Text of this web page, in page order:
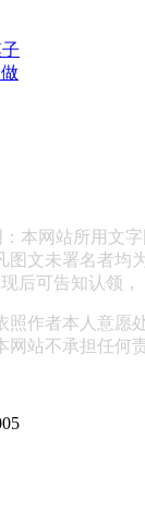
本网站所用文
图文未署名者均
现后可告知认领，
照作者本人意愿
网站不承担任何